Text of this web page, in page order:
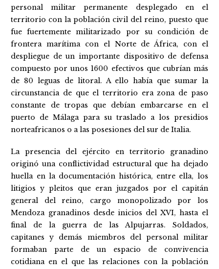
personal militar permanente desplegado en el
territorio con la población civil del reino, puesto que
fue fuertemente militarizado por su condición de
frontera marítima con el Norte de África, con el
despliegue de un importante dispositivo de defensa
compuesto por unos 1600 efectivos que cubrían más
de 80 leguas de litoral. A ello había que sumar la
circunstancia de que el territorio era zona de paso
constante de tropas que debían embarcarse en el
puerto de Málaga para su traslado a los presidios
norteafricanos o a las posesiones del sur de Italia.
La presencia del ejército en territorio granadino
originó una conflictividad estructural que ha dejado
huella en la documentación histórica, entre ella, los
litigios y pleitos que eran juzgados por el capitán
general del reino, cargo monopolizado por los
Mendoza granadinos desde inicios del XVI, hasta el
final de la guerra de las Alpujarras. Soldados,
capitanes y demás miembros del personal militar
formaban parte de un espacio de convivencia
cotidiana en el que las relaciones con la población